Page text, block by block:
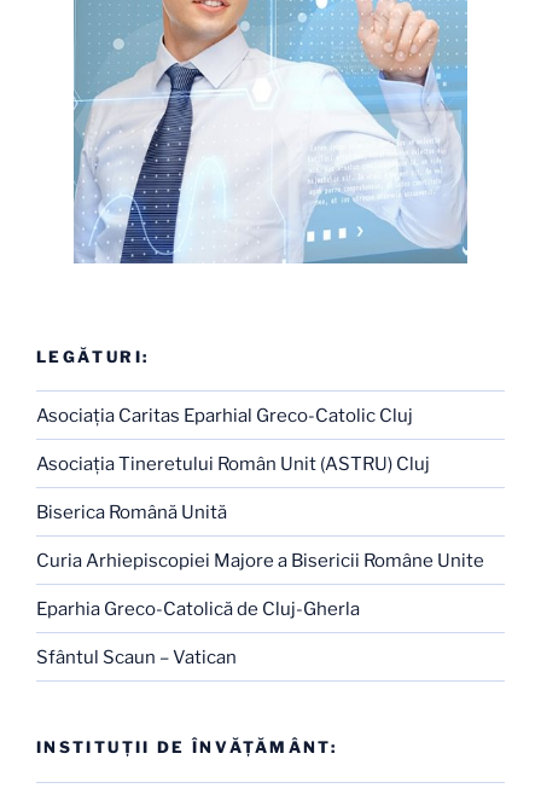
LEGĂTURI:
Asociaţia Caritas Eparhial Greco-Catolic Cluj
Asociaţia Tineretului Român Unit (ASTRU) Cluj
Biserica Română Unită
Curia Arhiepiscopiei Majore a Bisericii Române Unite
Eparhia Greco-Catolică de Cluj-Gherla
Sfântul Scaun – Vatican
INSTITUŢII DE ÎNVĂŢĂMÂNT: